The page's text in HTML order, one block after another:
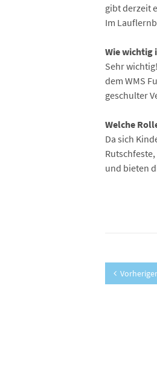
gibt derzeit
Im
Wie wichtig
Sehr
dem WMS
geschulter
Welche
Da sich
und bieten